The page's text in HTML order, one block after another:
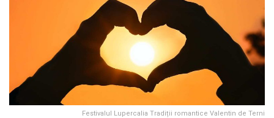
Festivalul Lupercalia Tradiții romantice Valentin de Terni